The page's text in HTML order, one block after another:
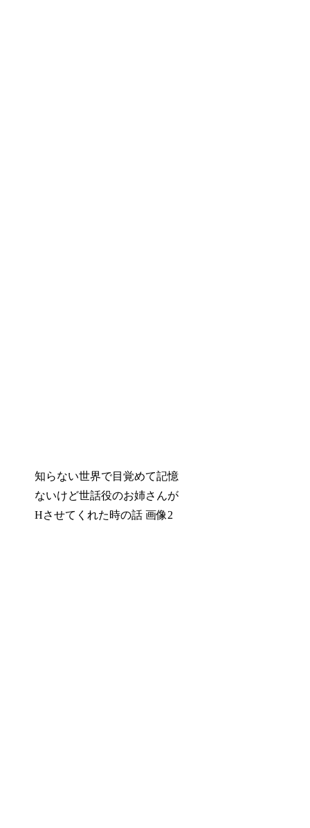
知らない世界で目覚めて記憶
ないけど世話役のお姉さんが
Hさせてくれた時の話 画像2